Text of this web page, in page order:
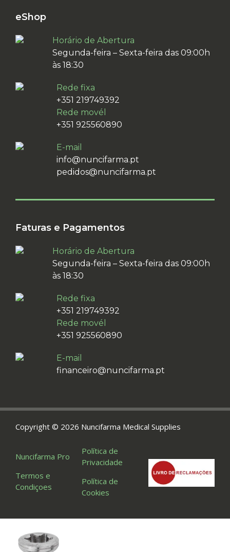
eShop
Horário de Abertura
Segunda-feira – Sexta-feira das 09:00h
às 18:30
Rede fixa
+351 219749392
Rede movél
+351 925560890
E-mail
info@nuncifarma.pt
pedidos@nuncifarma.pt
Faturas e Pagamentos
Horário de Abertura
Segunda-feira – Sexta-feira das 09:00h
às 18:30
Rede fixa
+351 219749392
Rede movél
+351 925560890
E-mail
financeiro@nuncifarma.pt
Nuncifarma Pro
Termos e
Condiçoes
Política de
Privacidade
Política de
Cookies
Copyright © 2026 Nuncifarma Medical Supplies